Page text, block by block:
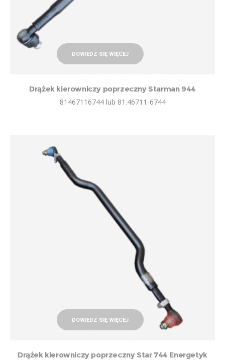
DOWIEDZ SIĘ WIĘCEJ
Drążek kierowniczy poprzeczny Starman 944
81467116744 lub 81.46711-6744
DOWIEDZ SIĘ WIĘCEJ
Drążek kierowniczy poprzeczny Star 744 Energetyk